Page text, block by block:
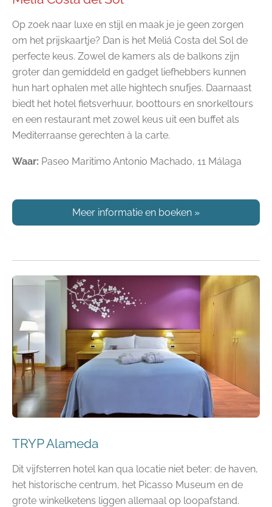
Op zoek naar luxe en stijl en maak je je geen zorgen
om het prijskaartje? Dan is het Meliá Costa del Sol de
perfecte keus. Zowel de kamers als de balkons zijn
groter dan gemiddeld en gadget liefhebbers kunnen
hun hart ophalen met alle hightech snufjes. Daarnaast
biedt het hotel fietsverhuur, boottours en snorkeltours
en een restaurant met zowel keus uit een buffet als
Mediterraanse gerechten à la carte.
Waar: Paseo Maritimo Antonio Machado, 11 Málaga
Meer informatie en boeken »
TRYP Alameda
Dit vijfsterren hotel kan qua locatie niet beter: de haven,
het historische centrum, het Picasso Museum en de
grote winkelketens liggen allemaal op loopafstand.